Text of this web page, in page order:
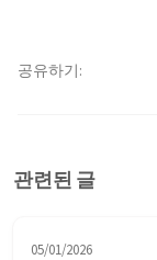
공유하기
관련된 글
05/01/2026